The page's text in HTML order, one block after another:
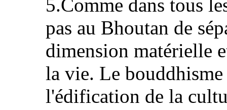
5.Comme dans tous
pas au Bhoutan de
dimension matérielle
la vie. Le
l'édification de la